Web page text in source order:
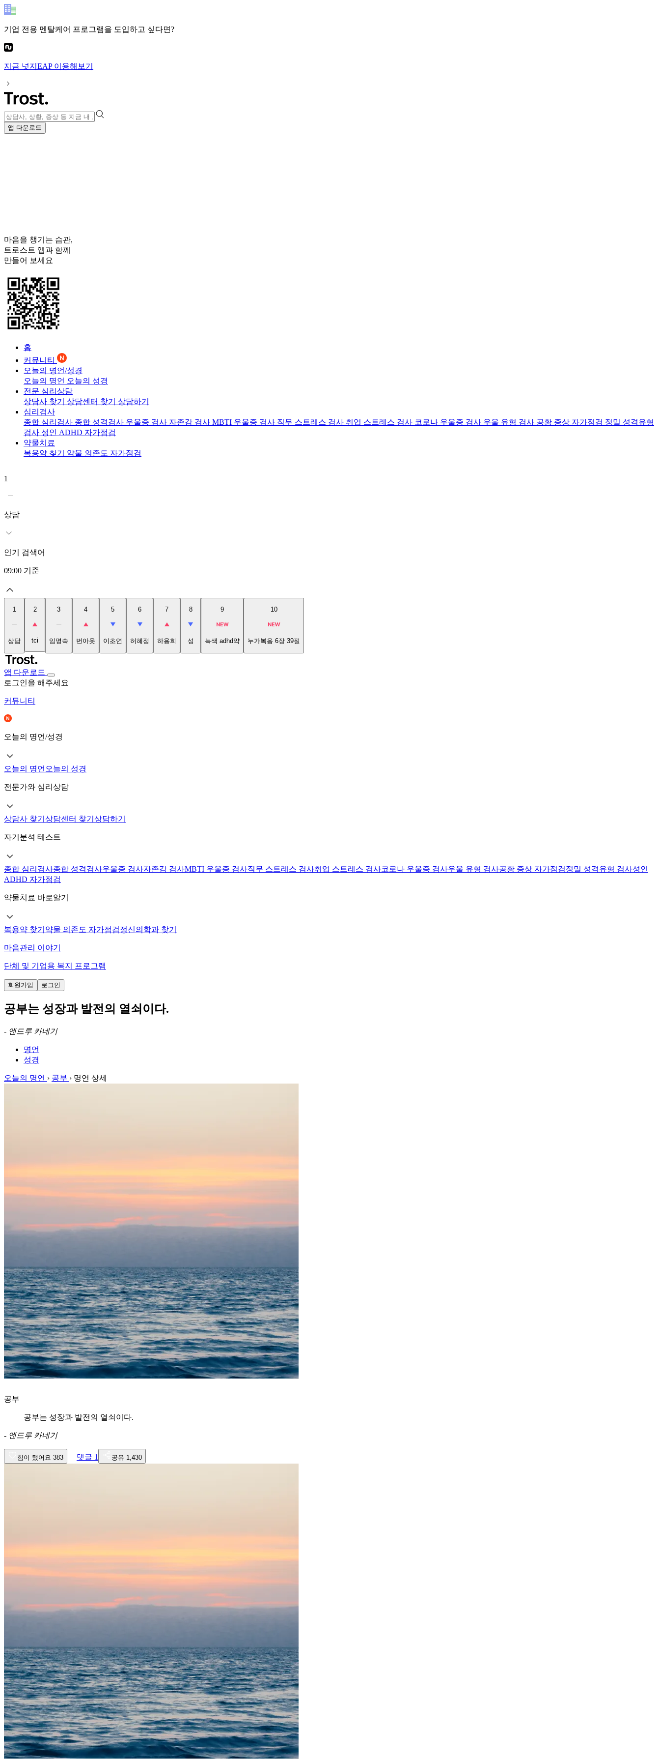
기업 전용 멘탈케어 프로그램을 도입하고 싶다면?
지금 넛지EAP이용해보기
앱 다운로드
마음을 챙기는 습관,
트로스트 앱과 함께
만들어 보세요
홈
커뮤니티
오늘의 명언/성경
오늘의 명언 오늘의 성경
전문 심리상담
상담사 찾기 상담센터 찾기 상담하기
심리검사
종합 심리검사 종합 성격검사 우울증 검사 자존감 검사 MBTI 우울증 검사 직무 스트레스 검사 취업 스트레스 검사 코로나 우울증 검사 우울 유형 검사 공황 증상 자가점검 정밀 성격유형
검사 성인 ADHD 자가점검
약물치료
복용약 찾기 약물 의존도 자가점검
1
상담
인기 검색어
09:00 기준
1
상담
2
tci
3
임명숙
4
번아웃
5
이초연
6
허혜정
7
하용희
8
성
9
녹색 adhd약
10
누가복음 6장 39절
앱 다운로드
로그인을 해주세요
커뮤니티
오늘의 명언/성경
오늘의 명언 오늘의 성경
전문가와 심리상담
상담사 찾기 상담센터 찾기 상담하기
자기분석 테스트
종합 심리검사종합 성격검사우울증 검사자존감 검사MBTI 우울증 검사직무 스트레스 검사취업 스트레스 검사코로나 우울증 검사우울 유형 검사공황 증상 자가점검정밀 성격유형 검사성인
ADHD 자가점검
약물치료 바로알기
복용약 찾기 약물 의존도 자가점검정신의학과 찾기
마음관리 이야기
단체 및 기업용 복지 프로그램
회원가입 로그인
공부는 성장과 발전의 열쇠이다.
- 엔드루 카네기
명언
성경
오늘의 명언 › 공부 › 명언 상세
공부
공부는 성장과 발전의 열쇠이다.
- 엔드루 카네기
힘이 됐어요 383 댓글 1 공유 1,430